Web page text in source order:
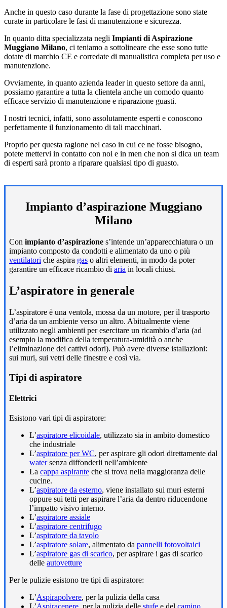
Anche in questo caso durante la fase di progettazione sono state
curate in particolare le fasi di manutenzione e sicurezza.
In quanto ditta specializzata negli Impianti di Aspirazione
Muggiano Milano, ci teniamo a sottolineare che esse sono tutte
dotate di marchio CE e corredate di manualistica completa per uso e
manutenzione.
Ovviamente, in quanto azienda leader in questo settore da anni,
possiamo garantire a tutta la clientela anche un comodo quanto
efficace servizio di manutenzione e riparazione guasti.
I nostri tecnici, infatti, sono assolutamente esperti e conoscono
perfettamente il funzionamento di tali macchinari.
Proprio per questa ragione nel caso in cui ce ne fosse bisogno,
potete mettervi in contatto con noi e in men che non si dica un team
di esperti sarà pronto a riparare qualsiasi tipo di guasto.
Impianto d’aspirazione Muggiano
Milano
Con impianto d’aspirazione s’intende un’apparecchiatura o un
impianto composto da condotti e alimentato da uno o più
ventilatori che aspira gas o altri elementi, in modo da poter
garantire un efficace ricambio di aria in locali chiusi.
L’aspiratore in generale
L’aspiratore è una ventola, mossa da un motore, per il trasporto
d’aria da un ambiente verso un altro. Abitualmente viene
utilizzato negli ambienti per esercitare un ricambio d’aria (ad
esempio la modifica della temperatura-umidità o anche
l’eliminazione dei cattivi odori). Può avere diverse istallazioni:
sui muri, sui vetri delle finestre e così via.
Tipi di aspiratore
Elettrici
Esistono vari tipi di aspiratore:
L’aspiratore elicoidale, utilizzato sia in ambito domestico
che industriale
L’aspiratore per WC, per aspirare gli odori direttamente dal
watersenza diffonderli nell’ambiente
La cappa aspirante che si trova nella maggioranza delle
cucine.
L’aspiratore da esterno, viene installato sui muri esterni
oppure sui tetti per aspirare l’aria da dentro riducendone
l’impatto visivo interno.
L’aspiratore assiale
L’aspiratore centrifugo
L’aspiratore da tavolo
L’aspiratore solare, alimentato da pannelli fotovoltaici
L’aspiratore gas di scarico, per aspirare i gas di scarico
delle autovetture
Per le pulizie esistono tre tipi di aspiratore:
L’Aspirapolvere, per la pulizia della casa